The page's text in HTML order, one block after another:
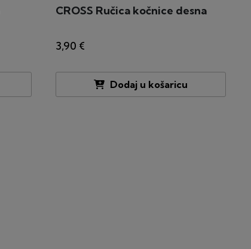
CROSS Ručica kočnice desna
3,90 €
Dodaj u košaricu